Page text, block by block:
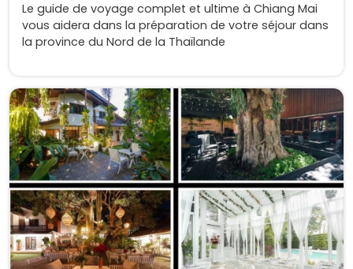
Le guide de voyage complet et ultime à Chiang Mai
vous aidera dans la préparation de votre séjour dans
la province du Nord de la Thaïlande